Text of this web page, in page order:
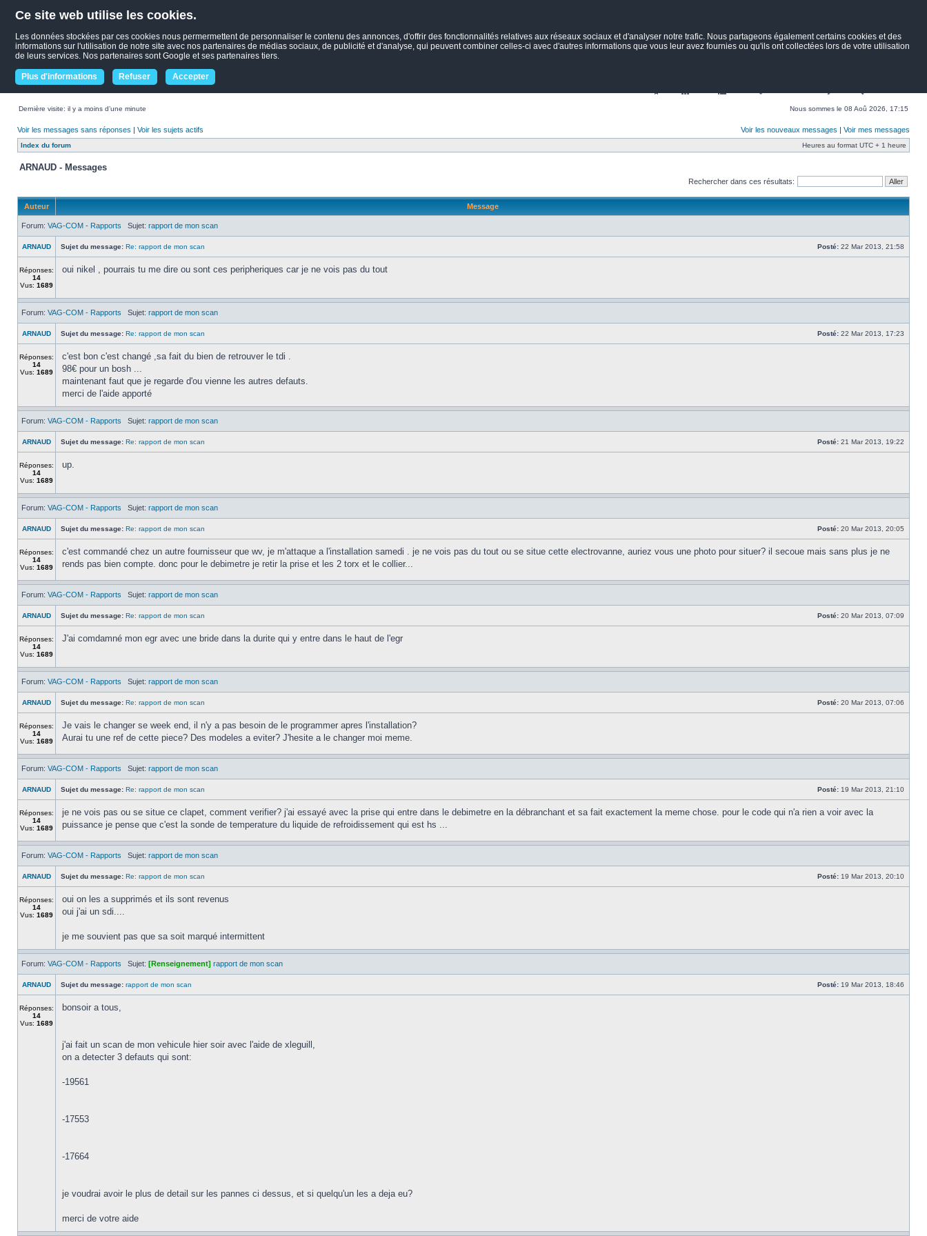
Ce site web utilise les cookies.
Les données stockées par ces cookies nous permermettent de personnaliser le contenu des annonces, d'offrir des fonctionnalités relatives aux réseaux sociaux et d'analyser notre trafic. Nous partageons également certains cookies et des
informations sur l'utilisation de notre site avec nos partenaires de médias sociaux, de publicité et d'analyse, qui peuvent combiner celles-ci avec d'autres informations que vous leur avez fournies ou qu'ils ont collectées lors de votre utilisation
de leurs services. Nos partenaires sont Google et ses partenaires tiers.
Plus d'informations Refuser Accepter
Dernière visite: il y a moins d’une minute Nous sommes le 08 Aoû 2026, 17:15
Voir les messages sans réponses | Voir les sujets actifs Voir les nouveaux messages | Voir mes messages
Index du forum Heures au format UTC + 1 heure
ARNAUD - Messages
Rechercher dans ces résultats:
Auteur Message
Forum: VAG-COM - Rapports Sujet: rapport de mon scan
ARNAUD Sujet du message: Re: rapport de mon scan Posté: 22 Mar 2013, 21:58
Réponses:
14
Vus: 1689
oui nikel , pourrais tu me dire ou sont ces peripheriques car je ne vois pas du tout
Forum: VAG-COM - Rapports Sujet: rapport de mon scan
ARNAUD Sujet du message: Re: rapport de mon scan Posté: 22 Mar 2013, 17:23
Réponses:
14
Vus: 1689
c'est bon c'est changé ,sa fait du bien de retrouver le tdi .
98€ pour un bosh ...
maintenant faut que je regarde d'ou vienne les autres defauts.
merci de l'aide apporté
Forum: VAG-COM - Rapports Sujet: rapport de mon scan
ARNAUD Sujet du message: Re: rapport de mon scan Posté: 21 Mar 2013, 19:22
Réponses:
14
Vus: 1689
up.
Forum: VAG-COM - Rapports Sujet: rapport de mon scan
ARNAUD Sujet du message: Re: rapport de mon scan Posté: 20 Mar 2013, 20:05
Réponses:
14
Vus: 1689
c'est commandé chez un autre fournisseur que wv, je m'attaque a l'installation samedi . je ne vois pas du tout ou se situe cette electrovanne, auriez vous une photo pour situer? il secoue mais sans plus je ne
rends pas bien compte. donc pour le debimetre je retir la prise et les 2 torx et le collier...
Forum: VAG-COM - Rapports Sujet: rapport de mon scan
ARNAUD Sujet du message: Re: rapport de mon scan Posté: 20 Mar 2013, 07:09
Réponses:
14
Vus: 1689
J'ai comdamné mon egr avec une bride dans la durite qui y entre dans le haut de l'egr
Forum: VAG-COM - Rapports Sujet: rapport de mon scan
ARNAUD Sujet du message: Re: rapport de mon scan Posté: 20 Mar 2013, 07:06
Réponses:
14
Vus: 1689
Je vais le changer se week end, il n'y a pas besoin de le programmer apres l'installation?
Aurai tu une ref de cette piece? Des modeles a eviter? J'hesite a le changer moi meme.
Forum: VAG-COM - Rapports Sujet: rapport de mon scan
ARNAUD Sujet du message: Re: rapport de mon scan Posté: 19 Mar 2013, 21:10
Réponses:
14
Vus: 1689
je ne vois pas ou se situe ce clapet, comment verifier? j'ai essayé avec la prise qui entre dans le debimetre en la débranchant et sa fait exactement la meme chose. pour le code qui n'a rien a voir avec la
puissance je pense que c'est la sonde de temperature du liquide de refroidissement qui est hs ...
Forum: VAG-COM - Rapports Sujet: rapport de mon scan
ARNAUD Sujet du message: Re: rapport de mon scan Posté: 19 Mar 2013, 20:10
Réponses:
14
Vus: 1689
oui on les a supprimés et ils sont revenus
oui j'ai un sdi....
je me souvient pas que sa soit marqué intermittent
Forum: VAG-COM - Rapports Sujet: [Renseignement] rapport de mon scan
ARNAUD Sujet du message: rapport de mon scan Posté: 19 Mar 2013, 18:46
Réponses:
14
Vus: 1689
bonsoir a tous,
j'ai fait un scan de mon vehicule hier soir avec l'aide de xleguill,
on a detecter 3 defauts qui sont:
-19561
-17553
-17664
je voudrai avoir le plus de detail sur les pannes ci dessus, et si quelqu'un les a deja eu?
merci de votre aide